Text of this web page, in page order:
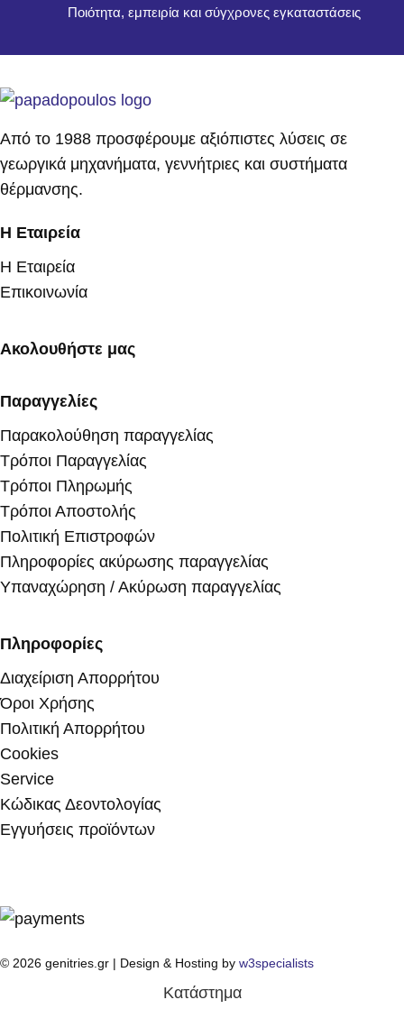
Ποιότητα, εμπειρία και σύγχρονες εγκαταστάσεις
Από το 1988 προσφέρουμε αξιόπιστες λύσεις σε
γεωργικά μηχανήματα, γεννήτριες και συστήματα
θέρμανσης.
Η Εταιρεία
Η Εταιρεία
Επικοινωνία
Ακολουθήστε μας
Παραγγελίες
Παρακολούθηση παραγγελίας
Τρόποι Παραγγελίας
Τρόποι Πληρωμής
Τρόποι Αποστολής
Πολιτική Επιστροφών
Πληροφορίες ακύρωσης παραγγελίας
Υπαναχώρηση / Ακύρωση παραγγελίας
Πληροφορίες
Διαχείριση Απορρήτου
Όροι Χρήσης
Πολιτική Απορρήτου
Cookies
Service
Κώδικας Δεοντολογίας
Εγγυήσεις προϊόντων
© 2026 genitries.gr | Design & Hosting by w3specialists
Κατάστημα